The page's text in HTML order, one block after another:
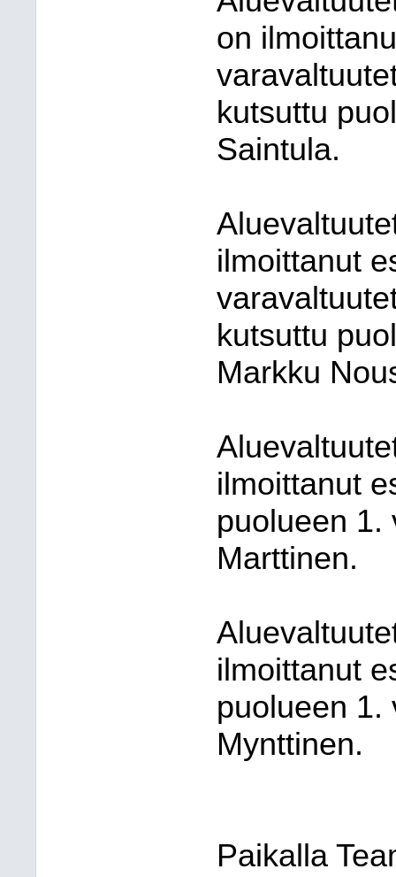
on
kutsuttu
Saintula.
ilmoittanut
kutsuttu
Markku
ilmoittanut
puolueen 1.
Marttinen.
ilmoittanut
puolueen 1.
Mynttinen.
Paikalla